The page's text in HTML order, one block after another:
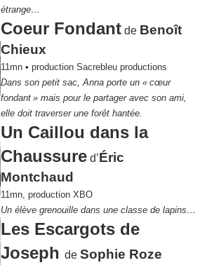
étrange…
Coeur Fondant de Benoît
Chieux
11mn • production Sacrebleu productions
Dans son petit sac, Anna porte un « cœur
fondant » mais pour le partager avec son ami,
elle doit traverser une forêt hantée.
Un Caillou dans la
Chaussure d’Éric
Montchaud
11mn, production XBO
Un élève grenouille dans une classe de lapins…
Les Escargots de
Joseph de Sophie Roze